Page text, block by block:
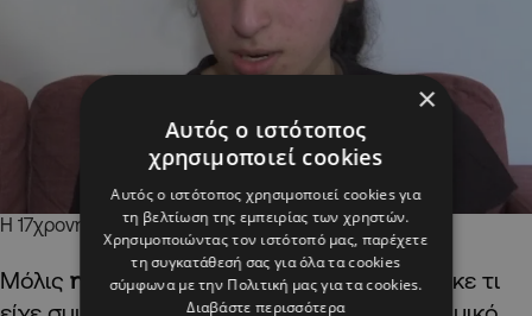
Η 17χρονη κόρη του Αλέξη, Μαρία
Μόλις η σύζυγός του Λέιλαπληροφορήθηκε τι
×
Αυτός ο ιστότοπος
χρησιμοποιεί cookies
Αυτός ο ιστότοπος χρησιμοποιεί cookies για
τη βελτίωση της εμπειρίας των χρηστών.
Χρησιμοποιώντας τον ιστότοπό μας, παρέχετε
τη συγκατάθεσή σας για όλα τα cookies
σύμφωνα με την Πολιτική μας για τα cookies.
Διαβάστε περισσότερα